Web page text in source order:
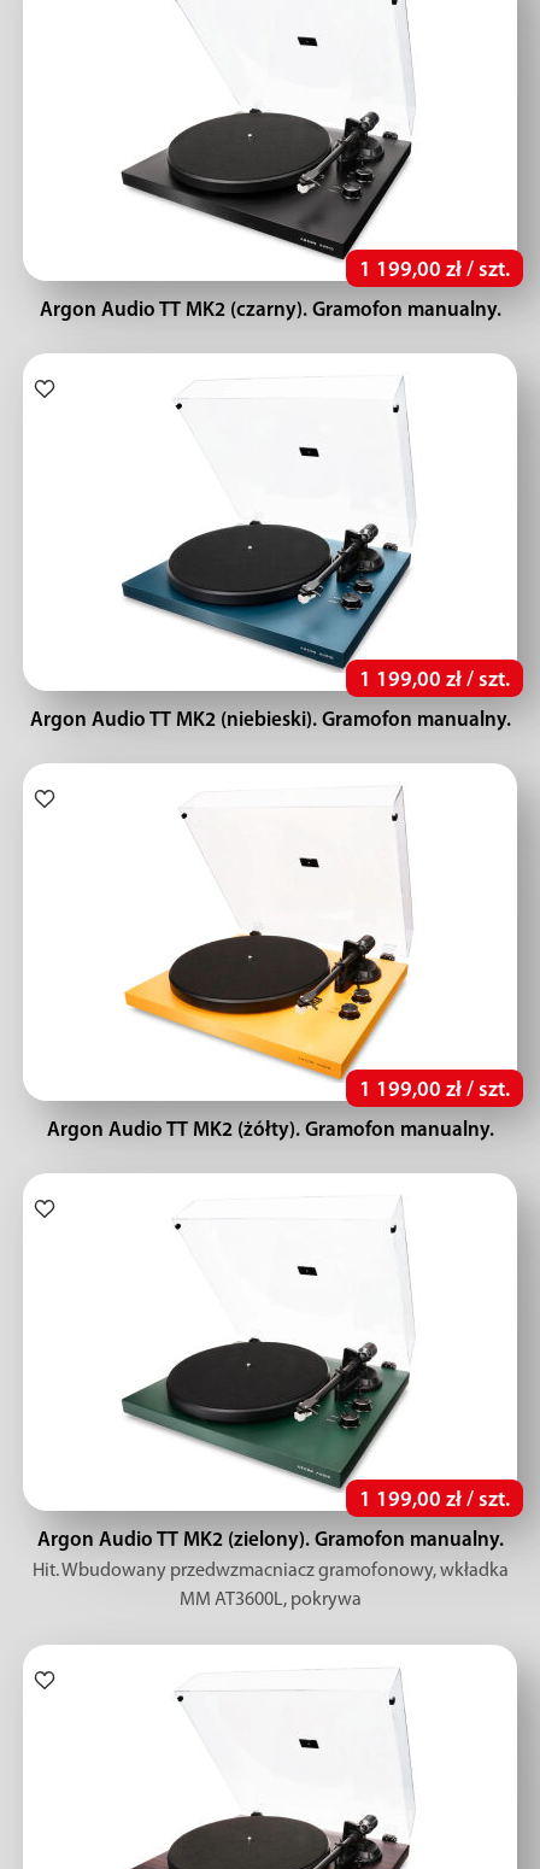
1 199,00 zł / szt.
Argon Audio TT MK2 (czarny). Gramofon manualny.
1 199,00 zł / szt.
Argon Audio TT MK2 (niebieski). Gramofon manualny.
1 199,00 zł / szt.
Argon Audio TT MK2 (żółty). Gramofon manualny.
1 199,00 zł / szt.
Argon Audio TT MK2 (zielony). Gramofon manualny.
Hit. Wbudowany przedwzmacniacz gramofonowy, wkładka
MM AT3600L, pokrywa